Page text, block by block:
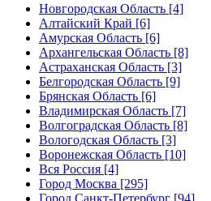
Новгородская Область [4]
Алтайский Край [6]
Амурская Область [6]
Архангельская Область [8]
Астраханская Область [3]
Белгородская Область [9]
Брянская Область [6]
Владимирская Область [7]
Волгоградская Область [8]
Вологодская Область [3]
Воронежская Область [10]
Вся Россия [4]
Город Москва [295]
Город Санкт-Петербург [94]